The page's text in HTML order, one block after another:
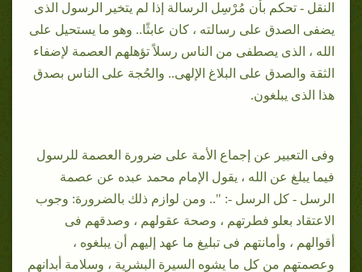
النقل - تحكم بأن مُرْسِل الرسالة إذا لم يتخير الرسول الذى
يضفى الصدق على رسالته ، كان عابثًا.. وهو ما يستحيل على
الله ، الذى يصطفى من الناس رسلاً تؤهلهم العصمة لإضفاء
الثقة والصدق على البلاغ الإلهى.. والحُجة على الناس بصدق
هذا الذى يبلغون.
وفى التعبير عن إجماع الأمة على ضرورة العصمة للرسول
فيما يبلغ عن الله ، يقول الإمام محمد عبده عن عصمة
الرسل - كل الرسل -: ".. ومن لوازم ذلك بالضرورة: وجوب
الاعتقاد بعلو فطرتهم ، وصحة عقولهم ، وصدقهم فى
أقوالهم ، وأمانتهم فى تبليغ ما عهد إليهم أن يبلغوه ،
وعصمتهم من كل ما يشوه السيرة البشرية ، وسلامة أبدانهم